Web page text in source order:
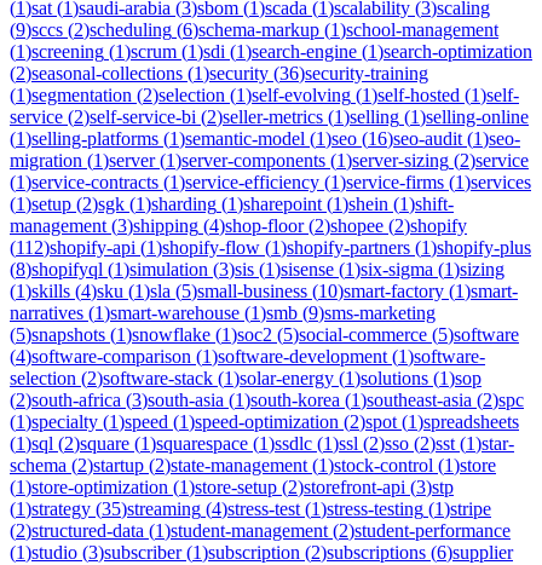
(1)sat (1)saudi-arabia (3)sbom (1)scada (1)scalability (3)scaling
(9)sccs (2)scheduling (6)schema-markup (1)school-management
(1)screening (1)scrum (1)sdi (1)search-engine (1)search-optimization
(2)seasonal-collections (1)security (36)security-training
(1)segmentation (2)selection (1)self-evolving (1)self-hosted (1)self-
service (2)self-service-bi (2)seller-metrics (1)selling (1)selling-online
(1)selling-platforms (1)semantic-model (1)seo (16)seo-audit (1)seo-
migration (1)server(1)server-components (1)server-sizing (2)service
(1)service-contracts (1)service-efficiency (1)service-firms (1)services
(1)setup (2)sgk (1)sharding (1)sharepoint (1)shein (1)shift-
management (3)shipping (4)shop-floor(2)shopee (2)shopify
(112)shopify-api (1)shopify-flow (1)shopify-partners (1)shopify-plus
(8)shopifyql (1)simulation (3)sis (1)sisense (1)six-sigma (1)sizing
(1)skills (4)sku (1)sla (5)small-business (10)smart-factory (1)smart-
narratives (1)smart-warehouse (1)smb (9)sms-marketing
(5)snapshots (1)snowflake (1)soc2 (5)social-commerce (5)software
(4)software-comparison (1)software-development (1)software-
selection (2)software-stack (1)solar-energy (1)solutions (1)sop
(2)south-africa (3)south-asia (1)south-korea (1)southeast-asia (2)spc
(1)specialty (1)speed (1)speed-optimization (2)spot (1)spreadsheets
(1)sql (2)square (1)squarespace (1)ssdlc (1)ssl (2)sso (2)sst (1)star-
schema (2)startup (2)state-management (1)stock-control (1)store
(1)store-optimization (1)store-setup (2)storefront-api (3)stp
(1)strategy (35)streaming (4)stress-test (1)stress-testing (1)stripe
(2)structured-data (1)student-management (2)student-performance
(1)studio (3)subscriber(1)subscription (2)subscriptions (6)supplier